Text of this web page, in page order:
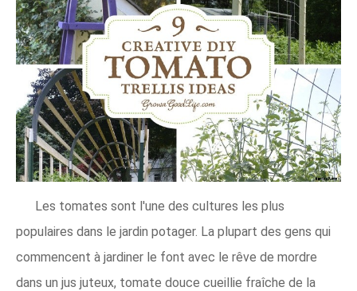
Les tomates sont l'une des cultures les plus
populaires dans le jardin potager. La plupart des gens qui
commencent à jardiner le font avec le rêve de mordre
dans un jus juteux, tomate douce cueillie fraîche de la